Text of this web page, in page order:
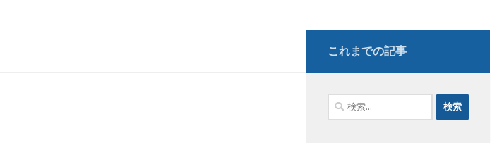
これまでの記事
検
索: